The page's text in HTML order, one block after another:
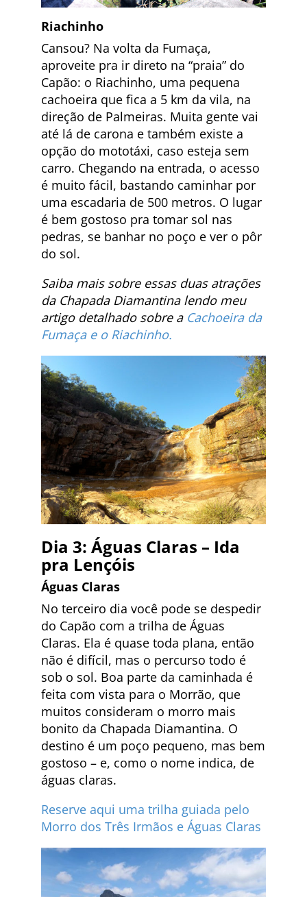
Riachinho
Cansou? Na volta da Fumaça,
aproveite pra ir direto na “praia” do
Capão: o Riachinho, uma pequena
cachoeira que fica a 5 km da vila, na
direção de Palmeiras. Muita gente vai
até lá de carona e também existe a
opção do mototáxi, caso esteja sem
carro. Chegando na entrada, o acesso
é muito fácil, bastando caminhar por
uma escadaria de 500 metros. O lugar
é bem gostoso pra tomar sol nas
pedras, se banhar no poço e ver o pôr
do sol.
Saiba mais sobre essas duas atrações
da Chapada Diamantina lendo meu
artigo detalhado sobre a Cachoeira da
Fumaça e o Riachinho.
Dia 3: Águas Claras – Ida
pra Lençóis
Águas Claras
No terceiro dia você pode se despedir
do Capão com a trilha de Águas
Claras. Ela é quase toda plana, então
não é difícil, mas o percurso todo é
sob o sol. Boa parte da caminhada é
feita com vista para o Morrão, que
muitos consideram o morro mais
bonito da Chapada Diamantina. O
destino é um poço pequeno, mas bem
gostoso – e, como o nome indica, de
águas claras.
Reserve aqui uma trilha guiada pelo
Morro dos Três Irmãos e Águas Claras